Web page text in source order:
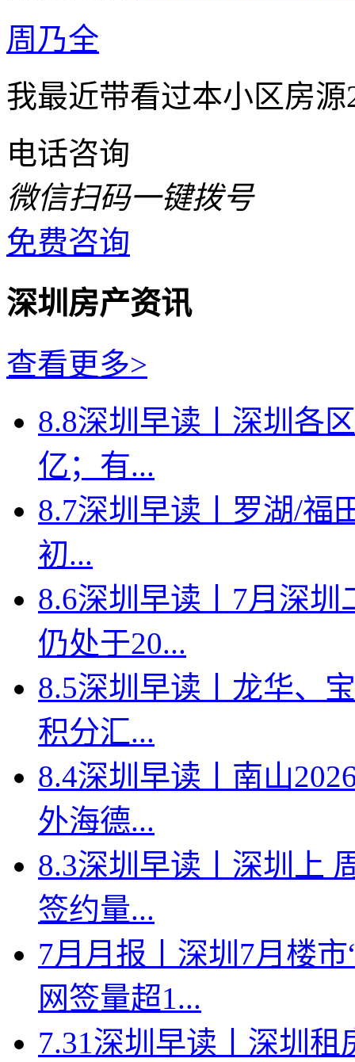
周乃全
我最近带看过本小区房
电话咨询
微信扫码一键拨号
免费咨询
深圳房产资讯
查看更多>
8.8深圳早读丨深圳各
亿；有...
8.7深圳早读丨罗湖/福
初...
8.6深圳早读丨7月深
仍处于20...
8.5深圳早读丨龙华、
积分汇...
8.4深圳早读丨南山
外海德...
8.3深圳早读丨深圳上
签约量...
7月月报丨深圳7月楼
网签量超1...
7.31深圳早读丨深圳